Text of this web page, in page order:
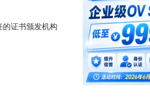
证书颁发机构